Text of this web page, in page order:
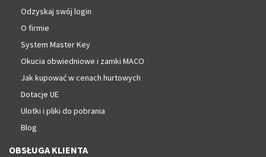
Odzyskaj swój login
O firmie
System Master Key
Okucia obwiedniowe i zamki MACO
Jak kupować w cenach hurtowych
Dotacje UE
Ulotki i pliki do pobrania
Blog
OBSŁUGA KLIENTA